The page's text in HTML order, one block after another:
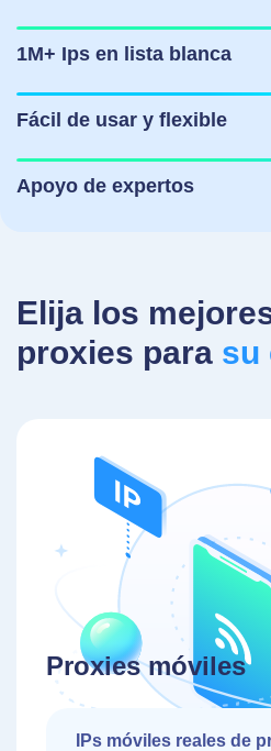
1M+ Ips en lista blanca
Fácil de usar y flexible
Apoyo de expertos
Elija los
proxies para su
Proxies móviles
IPs móviles reales de